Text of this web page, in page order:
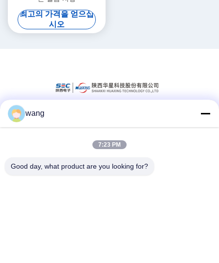
최고의 가격을 얻으십
시오
소셜 미디어
빠른 연락
wang
7:23 PM
Good day, what product are you looking for?